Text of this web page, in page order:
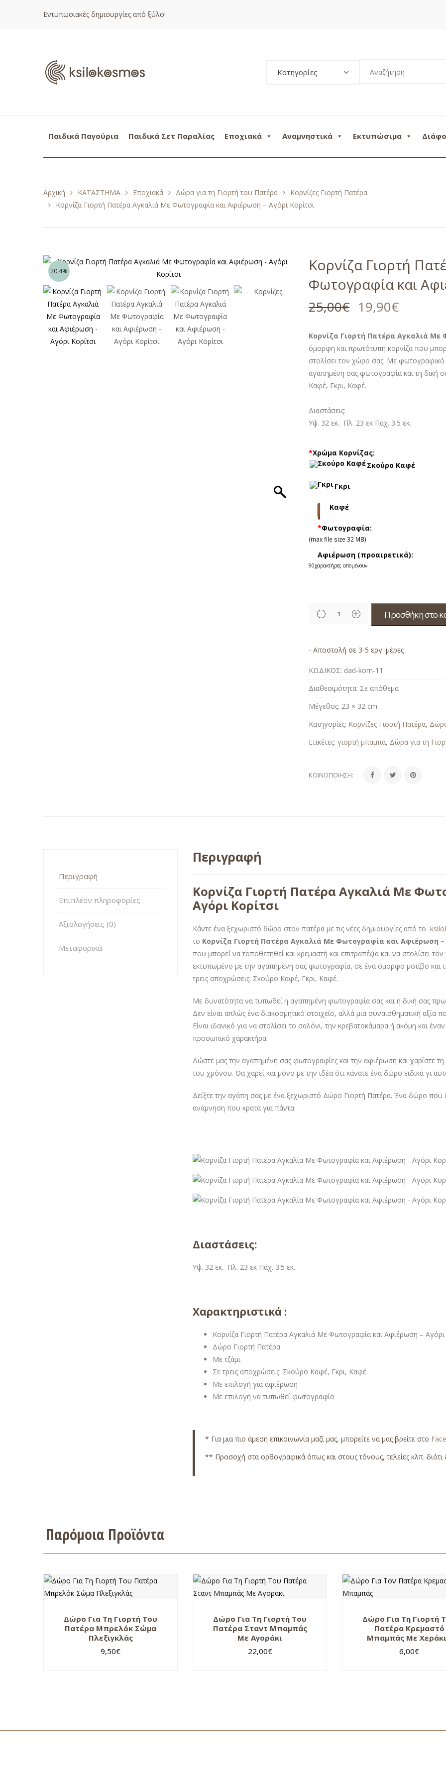
Εντυπωσιακές δημιουργίες από ξύλο!
Κατηγορίες
Παιδικά Παγούρια Παιδικά Σετ Παραλίας Εποχιακά Αναμνηστικά Εκτυπώσιμα
Αρχική ΚΑΤΑΣΤΗΜΑ Εποχιακά Δώρα για τη Γιορτή του Πατέρα
Κορνίζες Γιορτή Πατέρα
Κορνίζα Γιορτή Πατέρα Αγκαλιά Με Φωτογραφία και Αφιέρωση – Αγόρι Κορίτσι
20.4%
Κορνίζα Γιορτή
Φωτογραφία και
25,00€ 19,90€
Κορνίζα Γιορτή Πατέρα Αγκαλιά
όμορφη και πρωτότυπη κορνίζα που
στολίσει τον χώρο σας. Με φωτογραφικό
αγαπημένη σας φωτογραφία και τη δική
Καφέ, Γκρι, Καφέ.
Διαστάσεις:
Υψ. 32 εκ. Πλ. 23 εκ Πάχ. 3.5 εκ.
*Χρώμα Κορνίζας:
Σκούρο Καφέ
Γκρι
Καφέ
*Φωτογραφία:
(max file size 32 MB)
Αφιέρωση (προαιρετικά):
90χαρακτήρες απομένουν
Προσθήκη στο
- Αποστολή σε 3-5 εργ. μέρες
ΚΩΔΙΚΟΣ: dad-korn-11
Διαθεσιμότητα: Σε απόθεμα
Μέγεθος: 23 × 32 cm
Κατηγορίες: Κορνίζες Γιορτή Πατέρα,
Ετικέτες:γιορτή μπαμπά, Δώρα για τη
ΚΟΙΝΟΠΟΊΗΣΗ:
Περιγραφή
Επιπλέον πληροφορίες
Αξιολογήσεις (0)
Μεταφορικά
Περιγραφή
Κορνίζα Γιορτή Πατέρα Αγκαλιά Με
Αγόρι Κορίτσι
Κάντε ένα ξεχωριστό δώρο στον πατέρα με τις νέες δημιουργίες από το
το Κορνίζα Γιορτή Πατέρα Αγκαλιά Με Φωτογραφία και Αφιέρωση –
που μπορεί να τοποθετηθεί και κρεμαστή και επιτραπέζια και να στολίσει
εκτυπωμένο με την αγαπημένη σας φωτογραφία, σε ένα όμορφο μοτίβο και
τρεις αποχρώσεις: Σκούρο Καφέ, Γκρι, Καφέ.
Με δυνατότητα να τυπωθεί η αγαπημένη φωτογραφία σας και η δική σας
Δεν είναι απλώς ένα διακοσμητικό στοιχείο, αλλά μια συναισθηματική αξία
Είναι ιδανικό για να στολίσει το σαλόνι, την κρεβατοκάμαρα ή ακόμη και
προσωπικό χαρακτήρα.
Δώστε μας την αγαπημένη σας φωτογραφίες και την αφιέρωση και χαρίστε
του χρόνου. Θα χαρεί και μόνο με την ιδέα ότι κάνατε ένα δώρο ειδικά γι
Δείξτε την αγάπη σας με ένα ξεχωριστό Δώρο Γιορτή Πατέρα. Ένα δώρο που
ανάμνηση που κρατά για πάντα.
Διαστάσεις:
Υψ. 32 εκ. Πλ. 23 εκ Πάχ. 3.5 εκ.
Χαρακτηριστικά :
Κορνίζα Γιορτή Πατέρα Αγκαλιά Με Φωτογραφία και Αφιέρωση – Αγόρι
Δώρο Γιορτή Πατέρα
Με τζάμι
Σε τρεις αποχρώσεις: Σκούρο Καφέ, Γκρι, Καφέ
Με επιλογή για αφιέρωση
Με επιλογή να τυπωθεί φωτογραφία
* Για μια πιο άμεση επικοινωνία μαζί μας, μπορείτε να μας βρείτε στο
** Προσοχή στα ορθογραφικά όπως και στους τόνους, τελείες κλπ. διότι
Παρόμοια Προϊόντα
Δώρο Για Τη Γιορτή Του
Πατέρα Μπρελόκ Σώμα
Πλεξιγκλάς
9,50€
Δώρο Για Τη Γιορτή Του
Πατέρα Σταντ Μπαμπάς
Με Αγοράκι
22,00€
Δώρο Για Τη Γιορτή
Πατέρα Κρεμαστό
Μπαμπάς Με
6,00€